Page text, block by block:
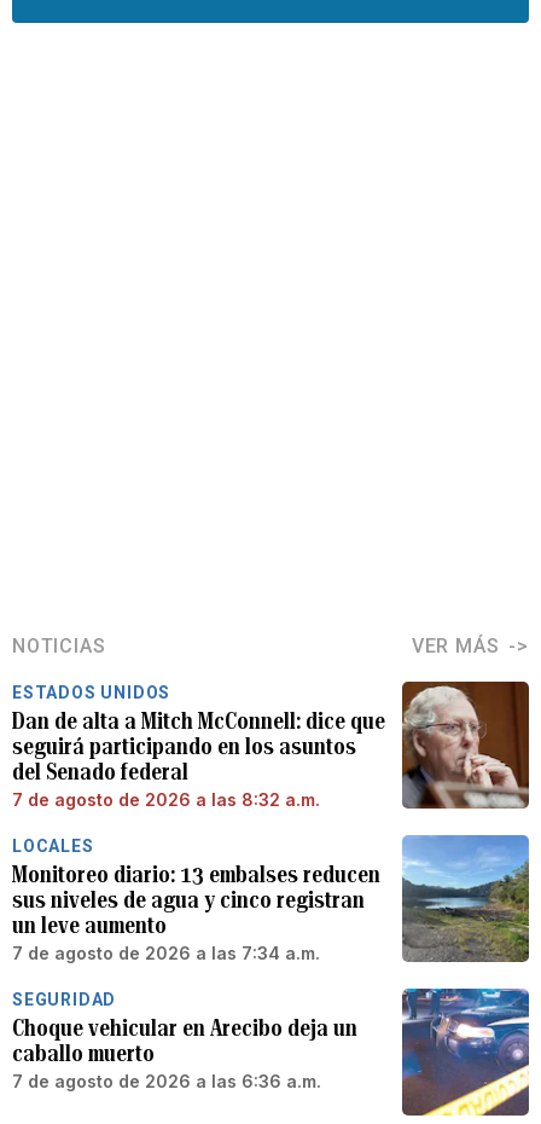
NOTICIAS VER MÁS
ESTADOS UNIDOS
Dan de alta a Mitch McConnell: dice que
seguirá participando en los asuntos
del Senado federal
7 de agosto de 2026 a las 8:32 a.m.
LOCALES
Monitoreo diario: 13 embalses reducen
sus niveles de agua y cinco registran
un leve aumento
7 de agosto de 2026 a las 7:34 a.m.
SEGURIDAD
Choque vehicular en Arecibo deja un
caballo muerto
7 de agosto de 2026 a las 6:36 a.m.